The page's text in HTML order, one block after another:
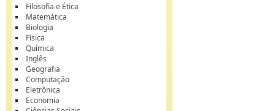
Filosofia e Ética
Matemática
Biologia
Física
Química
Inglês
Geografia
Computação
Eletrônica
Economia